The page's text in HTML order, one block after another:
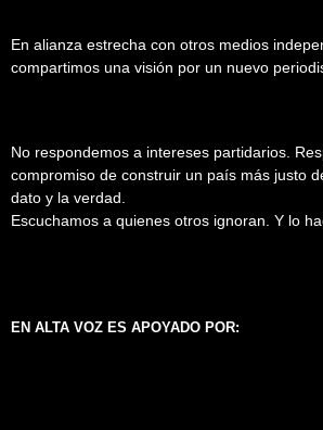
En alianza estrecha con otros medios
compartimos una visión por un nuevo
No respondemos a intereses partidarios.
compromiso de construir un país más justo
dato y la verdad.
Escuchamos a quienes otros ignoran. Y lo
EN ALTA VOZ ES APOYADO POR: